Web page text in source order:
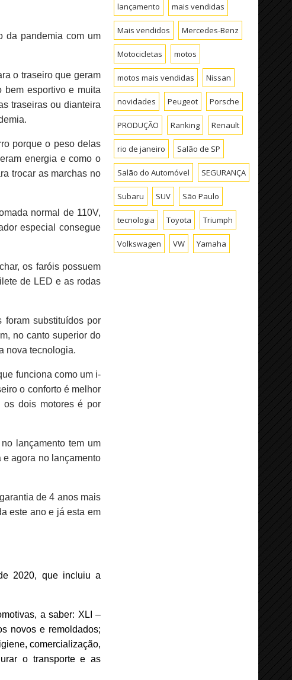
da pandemia com um
o traseiro que geram
bem esportivo e muita
traseiras ou dianteira
porque o peso delas
energia e como o
trocar as marchas no
normal de 110V,
especial consegue
os faróis possuem
de LED e as rodas
foram substituídos por
no canto superior do
nova tecnologia.
funciona como um i-
o conforto é melhor
dois motores é por
lançamento tem um
e agora no lançamento
de 4 anos mais
este ano e já esta em
2020, que incluiu a
a saber: XLI –
novos e remoldados;
comercialização,
o transporte e as
lançamento mais vendidas
Mais vendidos Mercedes-Benz
Motocicletas motos
motos mais vendidas Nissan
novidades Peugeot Porsche
PRODUÇÃO Ranking Renault
rio de janeiro Salão de SP
Salão do Automóvel SEGURANÇA
Subaru SUV São Paulo
tecnologia Toyota Triumph
Volkswagen VW Yamaha